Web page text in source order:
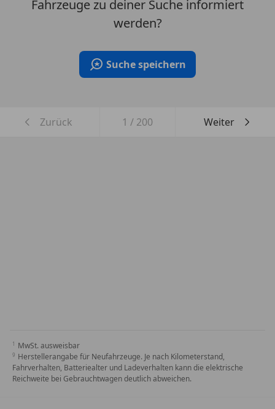
Fahrzeuge zu deiner Suche informiert
werden?
Suche speichern
Zurück 1 / 200 Weiter
MwSt. ausweisbar
Herstellerangabe für Neufahrzeuge. Je nach Kilometerstand,
Fahrverhalten, Batteriealter und Ladeverhalten kann die elektrische
Reichweite bei Gebrauchtwagen deutlich abweichen.